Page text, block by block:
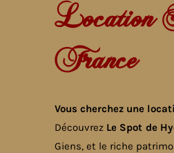
Location
France
Vous cherchez une
Découvrez Le Spot de
Giens, et le riche